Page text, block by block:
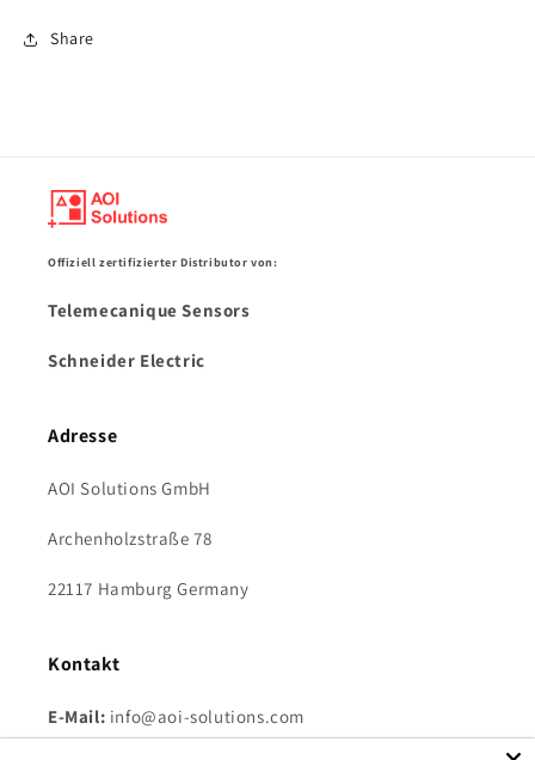
Share
Offiziell zertifizierter Distributor von:
Telemecanique Sensors
Schneider Electric
Adresse
AOI Solutions GmbH
Archenholzstraße 78
22117 Hamburg Germany
Kontakt
E-Mail: info@aoi-solutions.com